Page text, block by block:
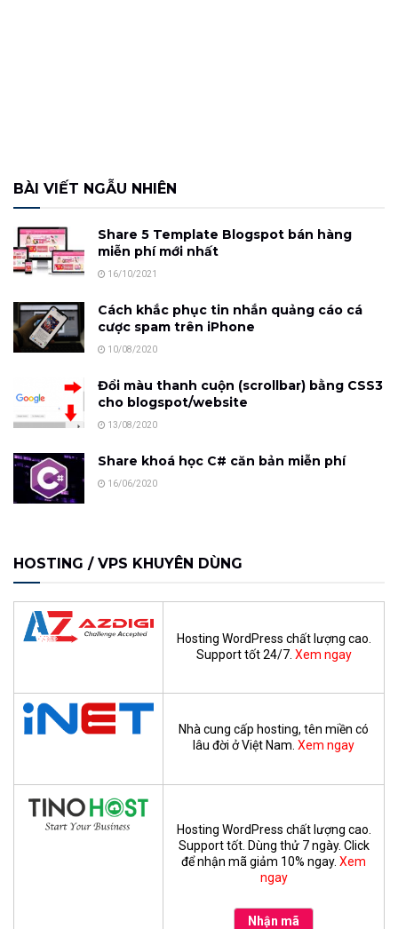
BÀI VIẾT NGẪU NHIÊN
Share 5 Template Blogspot bán hàng
miễn phí mới nhất
16/10/2021
Cách khắc phục tin nhắn quảng cáo cá
cược spam trên iPhone
10/08/2020
Đổi màu thanh cuộn (scrollbar) bằng CSS3
cho blogspot/website
13/08/2020
Share khoá học C# căn bản miễn phí
16/06/2020
HOSTING / VPS KHUYÊN DÙNG
Hosting WordPress chất lượng cao.
Support tốt 24/7. Xem ngay
Nhà cung cấp hosting, tên miền có
lâu đời ở Việt Nam. Xem ngay
Hosting WordPress chất lượng cao.
Support tốt. Dùng thử 7 ngày. Click
để nhận mã giảm 10% ngay. Xem
ngay
Nhận mã